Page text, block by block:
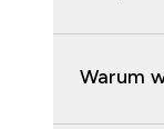
Warum